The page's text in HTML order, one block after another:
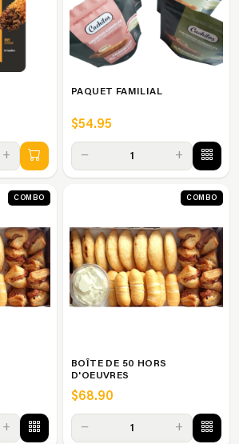
+
PAQUET FAMILIAL
$54.95
− 1 +
COMBO
+
COMBO
BOÎTE DE 50 HORS
D'OEUVRES
$68.90
− 1 +